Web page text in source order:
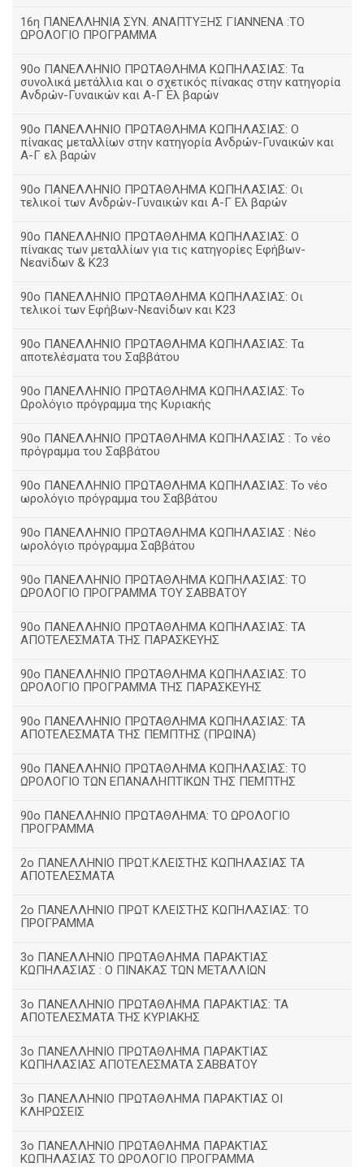
16η ΠΑΝΕΛΛΗΝΙΑ ΣΥΝ. ΑΝΑΠΤΥΞΗΣ ΓΙΑΝΝΕΝΑ :ΤΟ
ΩΡΟΛΟΓΙΟ ΠΡΟΓΡΑΜΜΑ
90ο ΠΑΝΕΛΛΗΝΙΟ ΠΡΩΤΑΘΛΗΜΑ ΚΩΠΗΛΑΣΙΑΣ: Τα
συνολικά μετάλλια και ο σχετικός πίνακας στην κατηγορία
Ανδρών-Γυναικών και Α-Γ Ελ βαρών
90ο ΠΑΝΕΛΛΗΝΙΟ ΠΡΩΤΑΘΛΗΜΑ ΚΩΠΗΛΑΣΙΑΣ: Ο
πίνακας μεταλλίων στην κατηγορία Ανδρών-Γυναικών και
Α-Γ ελ βαρών
90ο ΠΑΝΕΛΛΗΝΙΟ ΠΡΩΤΑΘΛΗΜΑ ΚΩΠΗΛΑΣΙΑΣ: Οι
τελικοί των Ανδρών-Γυναικών και Α-Γ Ελ βαρών
90ο ΠΑΝΕΛΛΗΝΙΟ ΠΡΩΤΑΘΛΗΜΑ ΚΩΠΗΛΑΣΙΑΣ: Ο
πίνακας των μεταλλίων για τις κατηγορίες Εφήβων-
Νεανίδων & Κ23
90ο ΠΑΝΕΛΛΗΝΙΟ ΠΡΩΤΑΘΛΗΜΑ ΚΩΠΗΛΑΣΙΑΣ: Οι
τελικοί των Εφήβων-Νεανίδων και Κ23
90o ΠΑΝΕΛΛΗΝΙΟ ΠΡΩΤΑΘΛΗΜΑ ΚΩΠΗΛΑΣΙΑΣ: Τα
αποτελέσματα του Σαββάτου
90ο ΠΑΝΕΛΛΗΝΙΟ ΠΡΩΤΑΘΛΗΜΑ ΚΩΠΗΛΑΣΙΑΣ: Το
Ωρολόγιο πρόγραμμα της Κυριακής
90ο ΠΑΝΕΛΛΗΝΙΟ ΠΡΩΤΑΘΛΗΜΑ ΚΩΠΗΛΑΣΙΑΣ : Το νέο
πρόγραμμα του Σαββάτου
90ο ΠΑΝΕΛΛΗΝΙΟ ΠΡΩΤΑΘΛΗΜΑ ΚΩΠΗΛΑΣΙΑΣ: Το νέο
ωρολόγιο πρόγραμμα του Σαββάτου
90ο ΠΑΝΕΛΛΗΝΙΟ ΠΡΩΤΑΘΛΗΜΑ ΚΩΠΗΛΑΣΙΑΣ : Νέο
ωρολόγιο πρόγραμμα Σαββάτου
90ο ΠΑΝΕΛΛΗΝΙΟ ΠΡΩΤΑΘΛΗΜΑ ΚΩΠΗΛΑΣΙΑΣ: ΤΟ
ΩΡΟΛΟΓΙΟ ΠΡΟΓΡΑΜΜΑ ΤΟΥ ΣΑΒΒΑΤΟΥ
90ο ΠΑΝΕΛΛΗΝΙΟ ΠΡΩΤΑΘΛΗΜΑ ΚΩΠΗΛΑΣΙΑΣ: ΤΑ
ΑΠΟΤΕΛΕΣΜΑΤΑ ΤΗΣ ΠΑΡΑΣΚΕΥΗΣ
90ο ΠΑΝΕΛΛΗΝΙΟ ΠΡΩΤΑΘΛΗΜΑ ΚΩΠΗΛΑΣΙΑΣ: ΤΟ
ΩΡΟΛΟΓΙΟ ΠΡΟΓΡΑΜΜΑ ΤΗΣ ΠΑΡΑΣΚΕΥΗΣ
90ο ΠΑΝΕΛΛΗΝΙΟ ΠΡΩΤΑΘΛΗΜΑ ΚΩΠΗΛΑΣΙΑΣ: ΤΑ
ΑΠΟΤΕΛΕΣΜΑΤΑ ΤΗΣ ΠΕΜΠΤΗΣ (ΠΡΩΙΝΑ)
90o ΠΑΝΕΛΛΗΝΙΟ ΠΡΩΤΑΘΛΗΜΑ ΚΩΠΗΛΑΣΙΑΣ: ΤΟ
ΩΡΟΛΟΓΙΟ ΤΩΝ ΕΠΑΝΑΛΗΠΤΙΚΩΝ ΤΗΣ ΠΕΜΠΤΗΣ
90ο ΠΑΝΕΛΛΗΝΙΟ ΠΡΩΤΑΘΛΗΜΑ: ΤΟ ΩΡΟΛΟΓΙΟ
ΠΡΟΓΡΑΜΜΑ
2ο ΠΑΝΕΛΛΗΝΙΟ ΠΡΩΤ.ΚΛΕΙΣΤΗΣ ΚΩΠΗΛΑΣΙΑΣ ΤΑ
ΑΠΟΤΕΛΕΣΜΑΤΑ
2ο ΠΑΝΕΛΛΗΝΙΟ ΠΡΩΤ ΚΛΕΙΣΤΗΣ ΚΩΠΗΛΑΣΙΑΣ: ΤΟ
ΠΡΟΓΡΑΜΜΑ
3ο ΠΑΝΕΛΛΗΝΙΟ ΠΡΩΤΑΘΛΗΜΑ ΠΑΡΑΚΤΙΑΣ
ΚΩΠΗΛΑΣΙΑΣ : Ο ΠΙΝΑΚΑΣ ΤΩΝ ΜΕΤΑΛΛΙΩΝ
3o ΠΑΝΕΛΛΗΝΙΟ ΠΡΩΤΑΘΛΗΜΑ ΠΑΡΑΚΤΙΑΣ: ΤΑ
ΑΠΟΤΕΛΕΣΜΑΤΑ ΤΗΣ ΚΥΡΙΑΚΗΣ
3ο ΠΑΝΕΛΛΗΝΙΟ ΠΡΩΤΑΘΛΗΜΑ ΠΑΡΑΚΤΙΑΣ
ΚΩΠΗΛΑΣΙΑΣ ΑΠΟΤΕΛΕΣΜΑΤΑ ΣΑΒΒΑΤΟΥ
3ο ΠΑΝΕΛΛΗΝΙΟ ΠΡΩΤΑΘΛΗΜΑ ΠΑΡΑΚΤΙΑΣ ΟΙ
ΚΛΗΡΩΣΕΙΣ
3ο ΠΑΝΕΛΛΗΝΙΟ ΠΡΩΤΑΘΛΗΜΑ ΠΑΡΑΚΤΙΑΣ
ΚΩΠΗΛΑΣΙΑΣ ΤΟ ΩΡΟΛΟΓΙΟ ΠΡΟΓΡΑΜΜΑ